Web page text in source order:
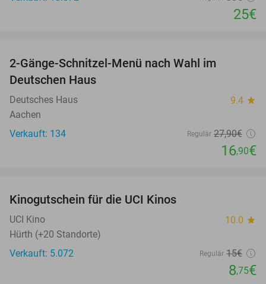
25€
2-Gänge-Schnitzel-Menü nach Wahl im
Deutschen Haus
Deutsches Haus 9.4 star
Aachen
Verkauft: 134
Regulär 27,90€
16,90€
Kinogutschein für die UCI Kinos
UCI Kino 10.0 star
Hürth (+20 Standorte)
Verkauft: 5.072
Regulär 15€
8,75€